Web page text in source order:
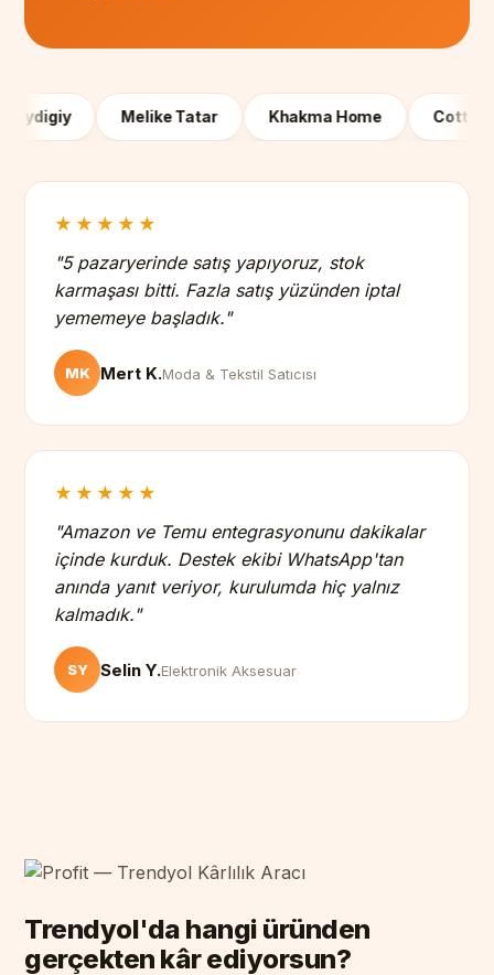
Melike Tatar Khakma Home Cottonhill
★★★★★
"5 pazaryerinde satış yapıyoruz, stok
karmaşası bitti. Fazla satış yüzünden iptal
yememeye başladık."
MK Mert K.Moda & Tekstil Satıcısı
★★★★★
"Amazon ve Temu entegrasyonunu dakikalar
içinde kurduk. Destek ekibi WhatsApp'tan
anında yanıt veriyor, kurulumda hiç yalnız
kalmadık."
SY Selin Y.Elektronik Aksesuar
Trendyol'da hangi üründen
gerçekten kâr ediyorsun?